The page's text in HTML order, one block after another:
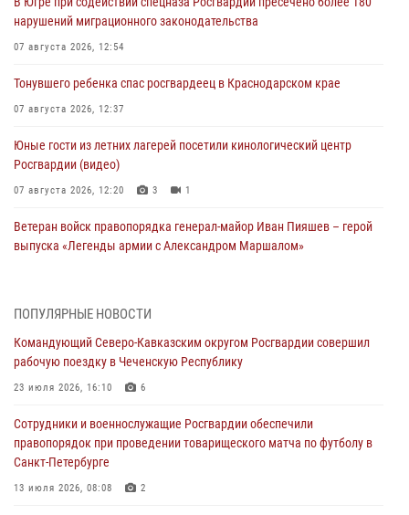
нарушений миграционного законодательства
07 августа 2026, 12:54
Тонувшего ребенка спас росгвардеец в Краснодарском крае
07 августа 2026, 12:37
Юные гости из летних лагерей посетили кинологический центр
Росгвардии (видео)
07 августа 2026, 12:20 3 1
Ветеран войск правопорядка генерал-майор Иван Пияшев – герой
выпуска «Легенды армии с Александром Маршалом»
Представители ФСБ России по Уральскому округу Росгвардии и
Кузнецова
07 августа 2026, 12:00
Смольного собора в Санкт-Петербурге (видео)
07 августа 2026, 11:34 3
В Курске росгвардейцы провели занятие по основам
ПОПУЛЯРНЫЕ НОВОСТИ
Командующий Северо-Кавказским округом Росгвардии совершил
рабочую поездку в Чеченскую Республику
23 июля 2026, 16:10 6
Сотрудники и военнослужащие Росгвардии обеспечили
правопорядок при проведении товарищеского матча по футболу в
Санкт-Петербурге
13 июля 2026, 08:08 2